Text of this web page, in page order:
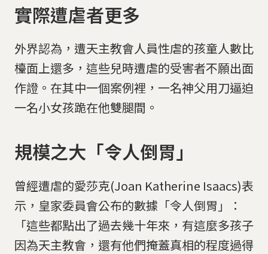
實際遭虐者更多
外界認為，遭天主教會人員性虐的孩童人數比
檯面上還多，這些兒時遭虐的受害者不願出面
作證。在其中一個案例裡，一名神父用刀逼迫
一名小女孩跪在他雙腿間。
規模之大「令人倒胃」
曾經遭虐的愛莎克(Joan Katherine Isaacs)表
示，皇家委員會公布的數據「令人倒胃」：
「這些都點出了過去幾十年來，有這麼多孩子
因為天主教會，還有他們掩蓋真相的程度過得